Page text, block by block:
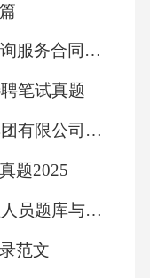
按照约定交
应按照租金
方应承担赔
履行过程中如
决；协商不
的人民法院
，甲乙双方
2026年NFT市场分析与咨询服务合同三篇
笔试真题
2025年武汉市青山安居集团有限公司招聘笔试真题
题2025
2025年特种设备安全管理人员题库与答案(2025版)
范文